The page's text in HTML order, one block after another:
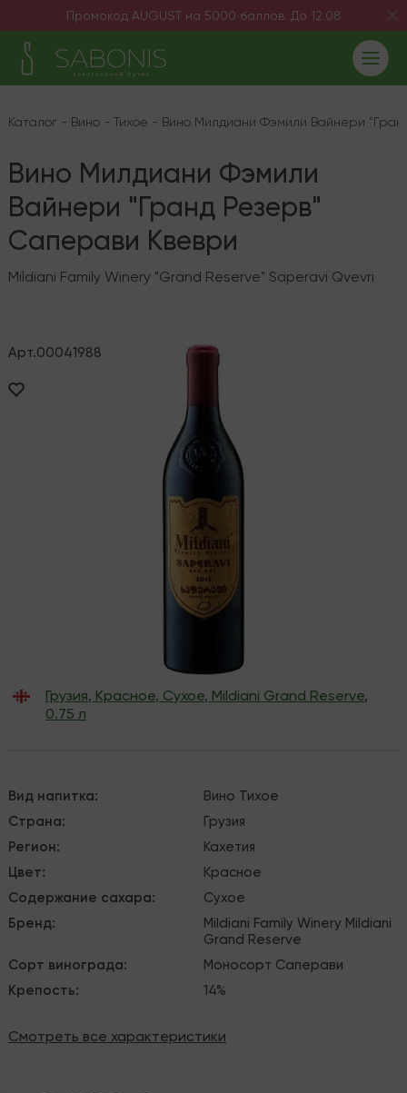
Промокод AUGUST на 5000 баллов. До 12.08
Каталог - Вино- Тихое - Вино Милдиани Фэмили Вайнери
Вино Милдиани Фэмили
Вайнери "Гранд Резерв"
Саперави Квеври
Mildiani Family Winery "Grand Reserve" Saperavi Qvevri
Арт.00041988
Грузия, Красное, Сухое, Mildiani Grand Reserve,
0.75 л
Вид напитка: Вино Тихое
Страна:
Грузия
Регион:
Кахетия
Цвет:
Красное
Содержание сахара:
Сухое
Бренд: Mildiani Family Winery Mildiani
Grand Reserve
Сорт винограда: Моносорт Саперави
Крепость: 14%
Смотреть все характеристики